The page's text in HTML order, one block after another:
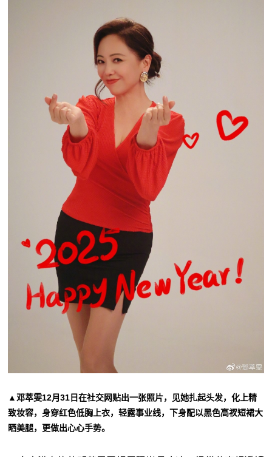
▲邓萃雯12月31日在社交网贴出一张照片，见她扎起头发，化上精
致妆容，身穿红色低胸上衣，轻露事业线，下身配以黑色高衩短裙大
晒美腿，更做出心心手势。